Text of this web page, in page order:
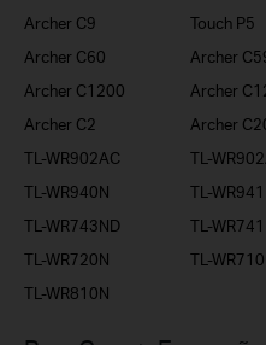
Archer C9
Touch P5
Archer C60
Archer
Archer C1200
Archer
Archer C2
Archer
TL-WR902AC
TL-
TL-WR940N
TL-
TL-WR743ND
TL-
TL-WR720N
TL-
TL-WR810N